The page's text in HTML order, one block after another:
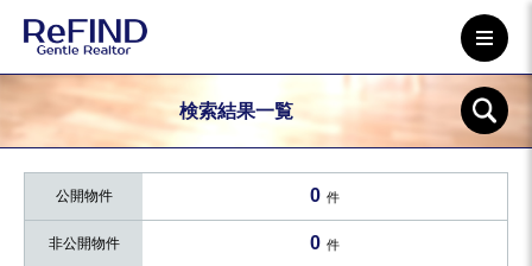
検索結果一覧
公開物件 0 件
非公開物件 0 件